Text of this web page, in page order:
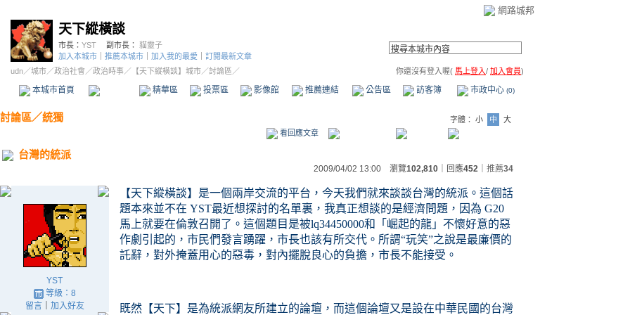
網路城邦
天下縱橫談
市長： YST 副市長： 貓靈子
加入本城市
推薦本城市 加入我的最愛
訂閱最新文章
udn／城市／政治社會 ／政治時事／ 【天下縱橫談】城市／討論區／ 你還沒有登入喔( 馬上登入/ 加入會員)
本城市首頁 精華區 投票區 影像館 推薦連結 公告區 訪客簿 市政中心 (0)
討論區／統獨 字體： 小 中
大
看回應文章
台灣的統派
2009/04/02 13:00 瀏覽102,810 ｜回應452 推薦34
YST
等級：8
留言｜ 加入好友
【天下縱橫談】是一個兩岸交流的平台，今天我們就來談談台灣的統派。這個話
題本來並不在 YST最近想探討的名單裏，我真正想談的是經濟問題，因為 G20
馬上就要在倫敦召開了。這個題目是被lq34450000和「崛起的龍」不懷好意的惡
作劇引起的 ，市民們發言踴躍，市長也該有所交代 。所謂“玩笑”之說是最廉價的
託辭，對外掩蓋用心的惡毒，對內擺脫良心的負擔，市長不能接受。
既然【天下】是為統派網友所建立的論壇，而這個論壇又是設在中華民國的台灣